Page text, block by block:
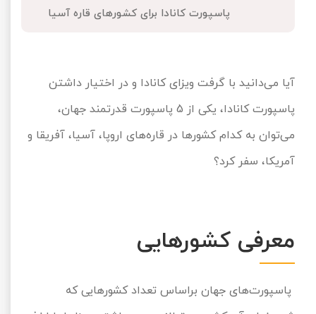
پاسپورت کانادا برای کشورهای قاره آسیا
آیا می‌دانید با گرفتویزای کاناداو در اختیار داشتن
پاسپورت کانادا، یکی از 5 پاسپورت قدرتمند جهان،
می‌توان به کدام کشورها در قاره‌های اروپا، آسیا، آفریقا و
آمریکا، سفر کرد؟
معرفی کشورهایی
پاسپورت‌های جهان براساس تعداد کشورهایی که
تور کویر مرنجاب
تور کویر مصر
تور کویر ابوزیدآباد
تور ماسوله
تور کیش از ساری
اقساطی
تور سنگاپور اقساطی
تور زیارتی اقساطی